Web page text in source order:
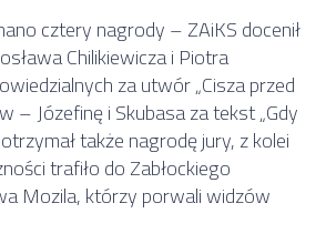
cztery nagrody – ZAiKS docenił
Chilikiewicza i Piotra
za utwór „Cisza przed
– Józefinę i Skubasa za tekst „Gdy
także nagrodę jury, z kolei
trafiło do Zabłockiego
Mozila, którzy porwali widzów